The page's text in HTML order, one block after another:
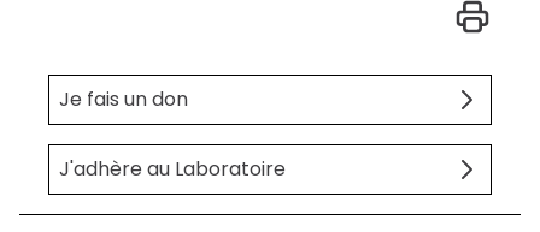
Je fais un don
J'adhère au Laboratoire